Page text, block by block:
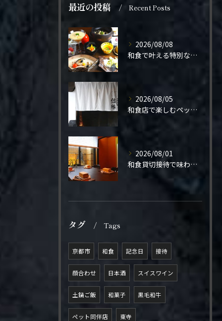
最近の投稿 Recent Posts
2026/08/08
和食で叶える特別なプロポーズ結婚
2026/08/05
和食店で楽しむペット同伴の食事体験
2026/08/01
和食貸切接待で味わう極上の一夜
タグ Tags
京都市 和食 記念日 接待
顔合わせ 日本酒 スイスワイン
土鍋ご飯 和菓子 黒毛和牛
ペット同伴店 東寺